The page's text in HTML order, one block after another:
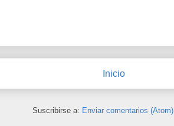
Inicio
Suscribirse a: Enviar comentarios (Atom)